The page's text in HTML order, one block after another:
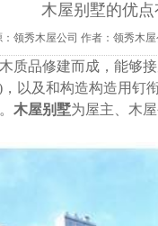
木屋别墅的优
领秀木屋公司 作者：领秀木屋
质品修建而成，能够
以及和构造构造用钉
木屋别墅为屋主、木